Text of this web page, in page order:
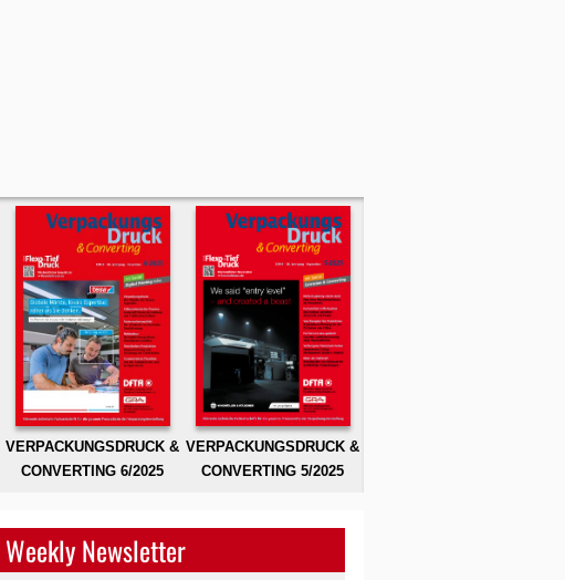
VERPACKUNGSDRUCK &
CONVERTING 6/2025
VERPACKUNGSDRUCK &
CONVERTING 5/2025
Weekly Newsletter